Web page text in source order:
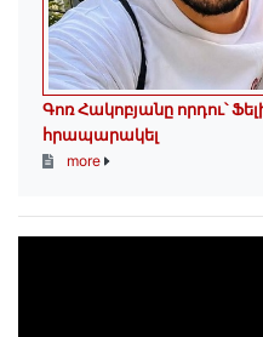
Գոռ Հակոբյանը որդու՝
հրապարակել
more